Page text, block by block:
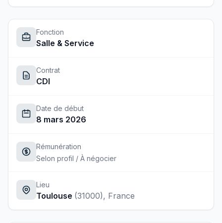
Fonction
Salle & Service
Contrat
CDI
Date de début
8 mars 2026
Rémunération
Selon profil / À négocier
Lieu
Toulouse (31000), France